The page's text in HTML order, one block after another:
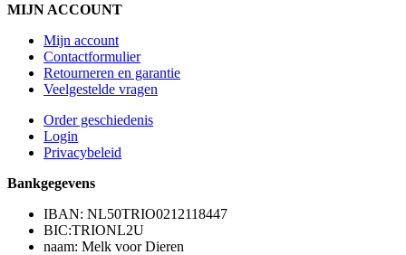
MIJN ACCOUNT
Mijn account
Contactformulier
Retourneren en garantie
Veelgestelde vragen
Order geschiedenis
Login
Privacybeleid
Bankgegevens
IBAN: NL50TRIO0212118447
BIC:TRIONL2U
naam: Melk voor Dieren